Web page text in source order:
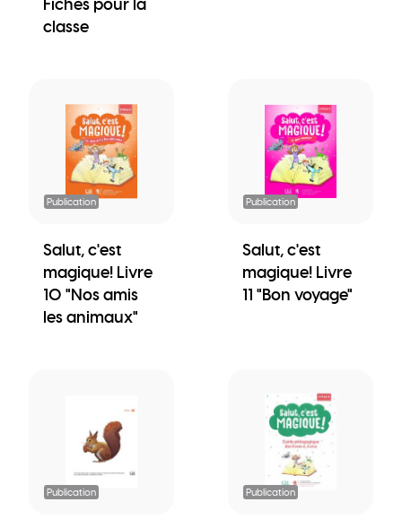
classe
Publication
Salut, c'est
magique! Livre
10 "Nos amis
les animaux"
Publication
Salut, c'est
magique! Livre
11 "Bon voyage"
Publication Publication